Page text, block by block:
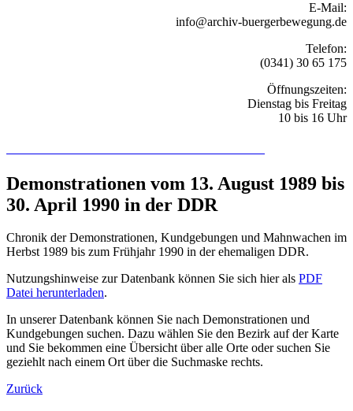
E-Mail:
info@archiv-buergerbewegung.de
Telefon:
(0341) 30 65 175
Öffnungszeiten:
Dienstag bis Freitag
10 bis 16 Uhr
Demonstrationen vom 13. August 1989 bis
30. April 1990 in der DDR
Chronik der Demonstrationen, Kundgebungen und Mahnwachen im
Herbst 1989 bis zum Frühjahr 1990 in der ehemaligen DDR.
Nutzungshinweise zur Datenbank können Sie sich hier als PDF
Datei herunterladen.
In unserer Datenbank können Sie nach Demonstrationen und
Kundgebungen suchen. Dazu wählen Sie den Bezirk auf der Karte
und Sie bekommen eine Übersicht über alle Orte oder suchen Sie
geziehlt nach einem Ort über die Suchmaske rechts.
Zurück